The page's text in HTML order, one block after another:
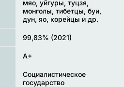
мяо, уйгуры, туцзя,
монголы, тибетцы, буи,
дун, яо, корейцы и др.
99,83% (2021)
A+
Социалистическое
государство